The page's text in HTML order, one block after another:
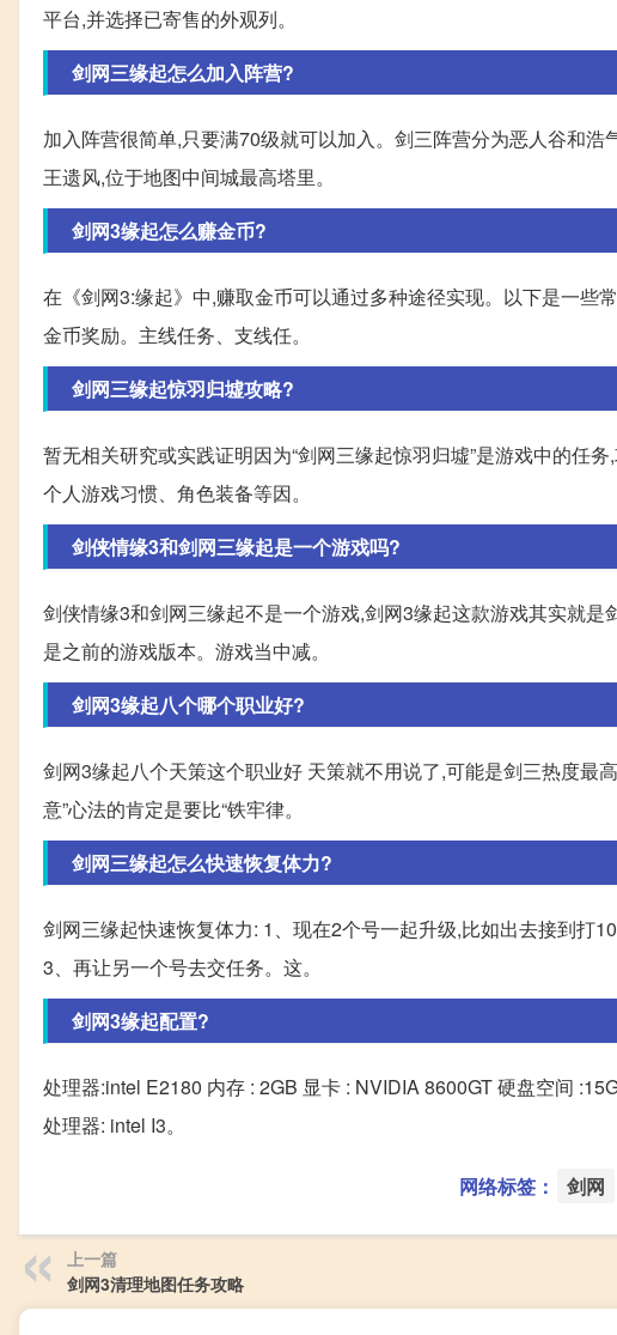
平台,并选择已寄售的外观列。
剑网三缘起怎么加入阵营?
加入阵营很简单,只要满70级就可以加入。剑三阵营分为恶人谷和
王遗风,位于地图中间城最高塔里。
剑网3缘起怎么赚金币?
在《剑网3:缘起》中,赚取金币可以通过多种途径实现。以下是一些
金币奖励。主线任务、支线任。
剑网三缘起惊羽归墟攻略?
暂无相关研究或实践证明因为“剑网三缘起惊羽归墟”是游戏中的任
个人游戏习惯、角色装备等因。
剑侠情缘3和剑网三缘起是一个游戏吗?
剑侠情缘3和剑网三缘起不是一个游戏,剑网3缘起这款游戏其实就
是之前的游戏版本。游戏当中减。
剑网3缘起八个哪个职业好?
剑网3缘起八个天策这个职业好 天策就不用说了,可能是剑三热度最
意”心法的肯定是要比“铁牢律。
剑网三缘起怎么快速恢复体力?
剑网三缘起快速恢复体力: 1、现在2个号一起升级,比如出去接到打
3、再让另一个号去交任务。这。
剑网3缘起配置?
处理器:intel E2180 内存 : 2GB 显卡 : NVIDIA 8600GT 硬盘空间
处理器: intel I3。
网络标签： 剑网
上一篇
剑网3清理地图任务攻略